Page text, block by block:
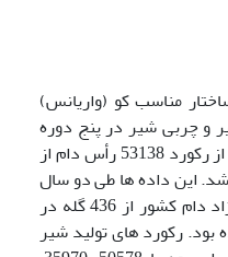
مناسب کو (واریانس)
و چربی شیر در پنج دوره
شیردهی گاوهای هلشتاین ایران از رکورد 53138 رأس دام از
استفاده شد. این داده ها طی دو سال
1385-1384 توسط مرکز اصلاح نژاد دام کشور از 436 گله در
رکورد های تولید شیر